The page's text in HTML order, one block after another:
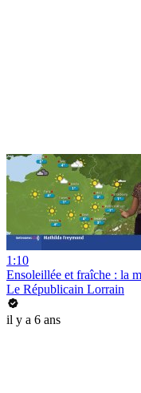
1:10
Ensoleillée et fraîche : la
Le Républicain Lorrain
il y a 6 ans